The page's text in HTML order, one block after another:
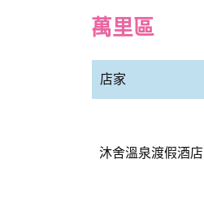
萬里區
店家
沐舍溫泉渡假酒店